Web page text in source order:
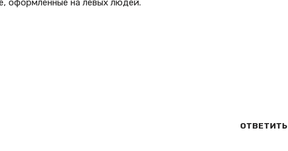
оформленные на левых людей.
ОТВЕТИТЬ